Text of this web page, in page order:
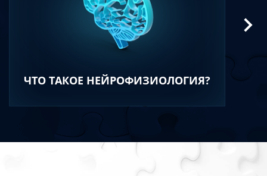
ЧТО ТАКОЕ НЕЙРОФИЗИОЛОГИЯ?